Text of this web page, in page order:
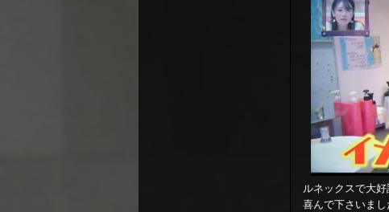
ルネックスで大
喜んで下さいまし